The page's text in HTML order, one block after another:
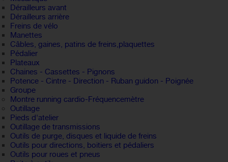
Dérailleurs avant
Dérailleurs arrière
Freins de vélo
Manettes
Câbles, gaines, patins de freins,plaquettes
Pédalier
Plateaux
Chaines - Cassettes - Pignons
Potence - Cintre - Direction - Ruban guidon - Poignée
Groupe
Montre running cardio-Fréquencemètre
Outillage
Pieds d'atelier
Outillage de transmissions
Outils de purge, disques et liquide de freins
Outils pour directions, boitiers et pédaliers
Outils pour roues et pneus